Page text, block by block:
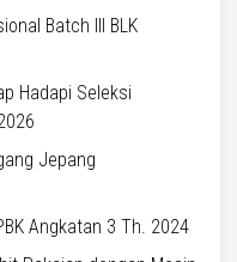
Batch III BLK
Hadapi Seleksi
Jepang
Angkatan 3 Th. 2024